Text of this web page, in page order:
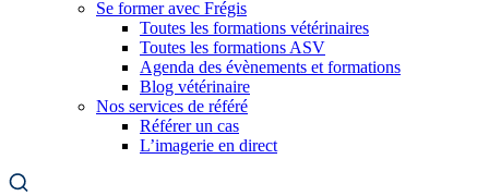
Se former avec Frégis
Toutes les formations vétérinaires
Toutes les formations ASV
Agenda des évènements et formations
Blog vétérinaire
Nos services de référé
Référer un cas
L’imagerie en direct